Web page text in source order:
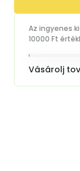
Az ingyenes
10000 Ft
Vásárolj